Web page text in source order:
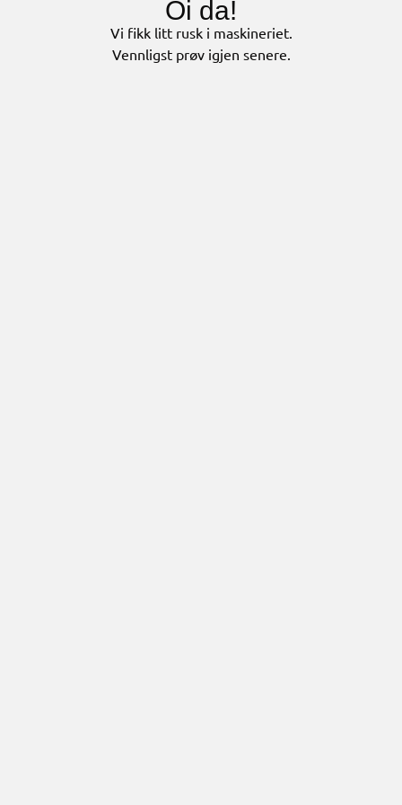
Oi da!
Vi fikk litt rusk i maskineriet.
Vennligst prøv igjen senere.